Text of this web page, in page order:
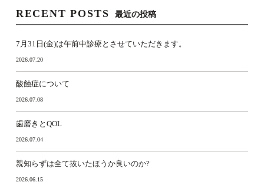
RECENT POSTS 最近の投稿
7月31日(金)は午前中診療とさせていただきます。
2026.07.20
酸蝕症について
2026.07.08
歯磨きとQOL
2026.07.04
親知らずは全て抜いたほうか良いのか?
2026.06.15